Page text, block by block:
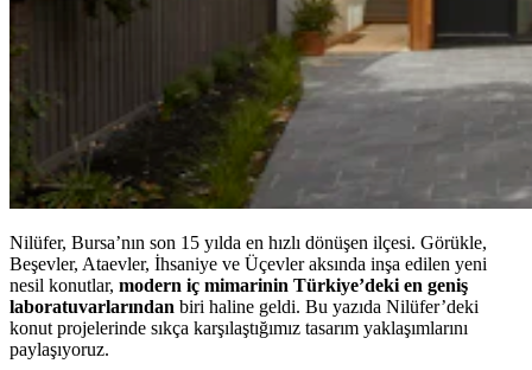
Nilüfer, Bursa’nın son 15 yılda en hızlı dönüşen ilçesi. Görükle,
Beşevler, Ataevler, İhsaniye ve Üçevler aksında inşa edilen yeni
nesil konutlar, modern iç mimarinin Türkiye’deki en geniş
laboratuvarlarından biri haline geldi. Bu yazıda Nilüfer’deki
konut projelerinde sıkça karşılaştığımız tasarım yaklaşımlarını
paylaşıyoruz.